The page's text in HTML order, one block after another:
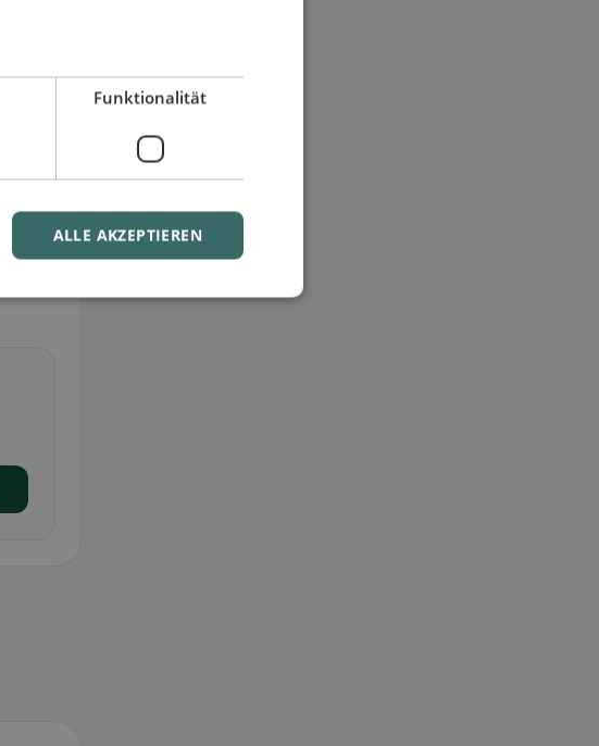
Funktionalität
ALLE AKZEPTIEREN